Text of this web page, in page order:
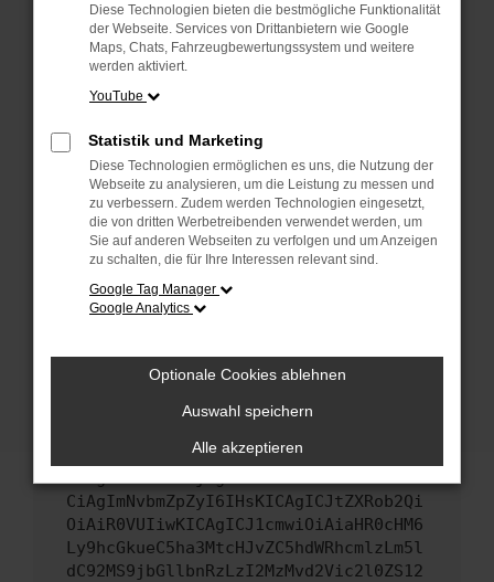
Fenster?
Starte dein Gerät neu.
Das kann manchmal helfen, vorübergehende
Probleme zu beheben.
Betriebssystem auf dem neuesten Stand
sind.
Veraltete Software birgt nicht nur ein
Sicherheitsrisiko, sondern kann auch dazu
führen, dass bestimmte Funktionen nicht mehr
unterstützt werden.
Wende dich an den Webseitenbetreiber.
hast, kontaktiere uns bitte. Wir werden
versuchen, das Problem zu beheben. Du kannst
uns diesen Text schicken, um uns bei der
Fehlersuche zu unterstützen:
ewogICJuYW1lIjogIk5ldHdvcmtFcnJvciIs
CiAgImNvbmZpZyI6IHsKICAgICJtZXRob2Qi
OiAiR0VUIiwKICAgICJ1cmwiOiAiaHR0cHM6
Ly9hcGkueC5ha3MtcHJvZC5hdWRhcmlzLm5l
dC92MS9jbGllbnRzLzI2MzMvd2Vic2l0ZS12
Diese Technologien bieten die bestmögliche Funktionalität
der Webseite. Services von Drittanbietern wie Google
Maps, Chats, Fahrzeugbewertungssystem und weitere
werden aktiviert.
YouTube
Statistik und Marketing
Diese Technologien ermöglichen es uns, die Nutzung der
Webseite zu analysieren, um die Leistung zu messen und
zu verbessern. Zudem werden Technologien eingesetzt,
die von dritten Werbetreibenden verwendet werden, um
Sie auf anderen Webseiten zu verfolgen und um Anzeigen
zu schalten, die für Ihre Interessen relevant sind.
Google Tag Manager
Google Analytics
Optionale Cookies ablehnen
Auswahl speichern
Alle akzeptieren